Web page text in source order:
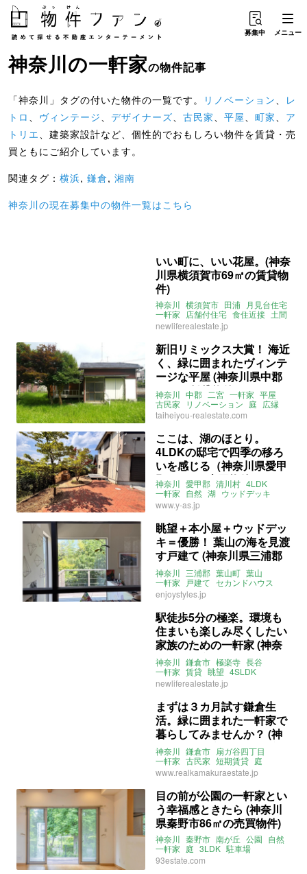
募集中 メニュー
神奈川の一軒家の物件記事
「神奈川」タグの付いた物件の一覧です。 リノベーション、 レ
トロ 、 ヴィンテージ、 デザイナーズ、 古民家、 平屋、 町家、 ア
トリエ、建築家設計など、個性的でおもしろい物件を賃貸・売
買ともにご紹介しています。
関連タグ： 横浜, 鎌倉, 湘南
神奈川の現在募集中の物件一覧はこちら
いい町に、いい花屋。(神奈
川県横須賀市69㎡の賃貸物
件)
神奈川 横須賀市 田浦 月見台住宅
一軒家
店舗付住宅 食住近接 土間
新しい暮らし発見不動産
newliferealestate.jp
新旧リミックス大賞！ 海近
く、緑に囲まれたヴィンテ
ージな平屋 (神奈川県中郡
59㎡の賃貸物件)
神奈川 中郡 二宮 一軒家 平屋
古民家
リノベーション 庭 広縁
レトロ 2DK 海近
ペット飼育相談可
taiheiyou-realestate.com
ここは、湖のほとり。
4LDKの邸宅で四季の移ろ
いを感じる（神奈川県愛甲
郡154㎡の売買物件）
神奈川 愛甲郡 清川村 4LDK
一軒家 自然 湖 ウッドデッキ
BBQ アウトドア
www.y-as.jp
眺望＋本小屋＋ウッドデッ
キ＝優勝！ 葉山の海を見渡
す戸建て (神奈川県三浦郡
99㎡の売買物件)
神奈川 三浦郡 葉山町 葉山
一軒家
戸建て セカンドハウス
スケルトンハウス
ウッドデッキ
ENJOYSTYLE
売買
enjoystyles.jp
駅徒歩5分の極楽。環境も
住まいも楽しみ尽くしたい
家族のための一軒家 (神奈
川県鎌倉市115㎡の賃貸物
件)
神奈川 鎌倉市 極楽寺 長谷
一軒家 賃貸 眺望 4SLDK
二人暮らし ファミリー
newliferealestate.jp
まずは３カ月試す鎌倉生
活。緑に囲まれた一軒家で
暮らしてみませんか？ (神
奈川県鎌倉市78㎡の賃貸物
件)
神奈川 鎌倉市 扇ガ谷四丁目
一軒家 古民家 短期賃貸 庭
家具付き
ペット相談可
住居兼事務所可
賃貸
www.realkamakuraestate.jp
目の前が公園の一軒家とい
う幸福感ときたら (神奈川
県秦野市86㎡の売買物件)
神奈川 秦野市 南が丘 公園 自然
一軒家 庭 3LDK 駐車場
ウッドデッキ
93estate.com